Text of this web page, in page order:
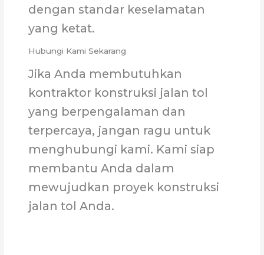
dengan standar keselamatan
yang ketat.
Hubungi Kami Sekarang
Jika Anda membutuhkan
kontraktor konstruksi jalan tol
yang berpengalaman dan
terpercaya, jangan ragu untuk
menghubungi kami. Kami siap
membantu Anda dalam
mewujudkan proyek konstruksi
jalan tol Anda.